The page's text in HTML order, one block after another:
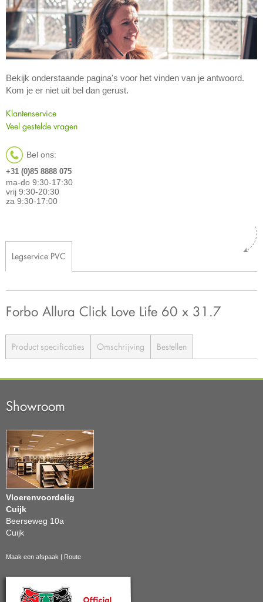
Bekijk onderstaande pagina's voor het vinden van je antwoord.
Kom je er niet uit bel dan gerust.
Klantenservice
Veel gestelde vragen
Bel ons:
+31 (0)85 8888 075
ma-do 9:30-17:30
vrij 9:30-20:30
za 9:30-17:00
Legservice PVC
Forbo Allura Click Love Life 60 x 31.7
Product specificaties Omschrijving Bestellen
Showroom
Vloerenvoordelig
Cuijk
Beerseweg 10a
Cuijk
Maak een afspaak Route